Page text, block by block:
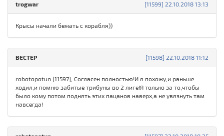
[11599] 22.10.2018 13:13
trogwar
Крысы начали бежать с корабля))
[11598] 22.10.2018 11:12
ВЕСТЕР
robotopotun [11597], Согласен полностью!И я похожу,и раньше
ходил,и помню забитые трибуны во 2 лиге!Я только за то,чтобы
было кому потом поднять этих пацанов наверх,а не увязнуть там
навсегда!